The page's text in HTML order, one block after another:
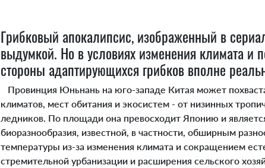
Грибковый апокалипсис, изображенный в
выдумкой. Но в условиях изменения климата и
стороны адаптирующихся грибков вполне
Провинция Юньнань на юго-западе Китая может
климатов, мест обитания и экосистем - от низинных
ледников. По площади она превосходит Японию и
биоразнообразия, известной, в частности, обширным
температуры из-за изменения климата и сокращением
стремительной урбанизации и расширения сельского